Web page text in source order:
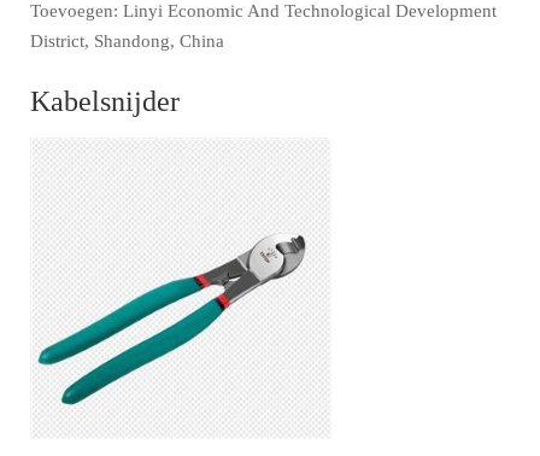
Toevoegen: Linyi Economic And Technological Development
District, Shandong, China
Kabelsnijder